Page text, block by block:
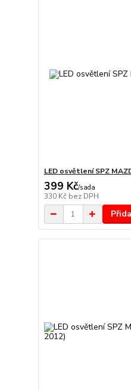
LED osvětlení SPZ
399 Kč/sada
330 Kč bez DPH